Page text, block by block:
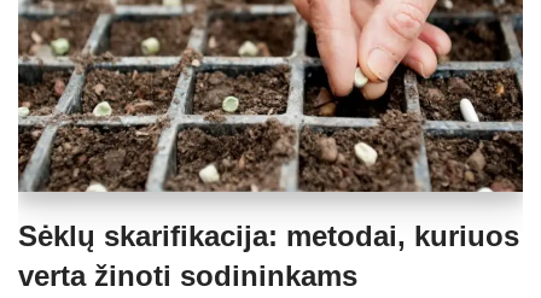
Sėklų skarifikacija: metodai, kuriuos
verta žinoti sodininkams